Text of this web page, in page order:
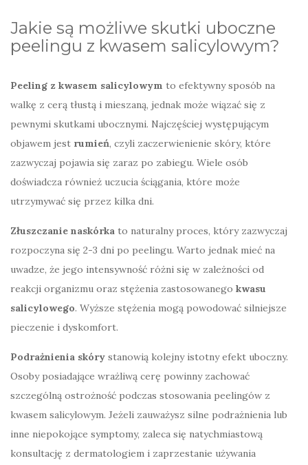
Jakie są możliwe skutki uboczne
peelingu z kwasem salicylowym?
Peeling z kwasem salicylowym to efektywny sposób na
walkę z cerą tłustą i mieszaną, jednak może wiązać się z
pewnymi skutkami ubocznymi. Najczęściej występującym
objawem jest rumień, czyli zaczerwienienie skóry, które
zazwyczaj pojawia się zaraz po zabiegu. Wiele osób
doświadcza również uczucia ściągania, które może
utrzymywać się przez kilka dni.
Złuszczanie naskórka to naturalny proces, który zazwyczaj
rozpoczyna się 2-3 dni po peelingu. Warto jednak mieć na
uwadze, że jego intensywność różni się w zależności od
reakcji organizmu oraz stężenia zastosowanego kwasu
salicylowego. Wyższe stężenia mogą powodować silniejsze
pieczenie i dyskomfort.
Podrażnienia skóry stanowią kolejny istotny efekt uboczny.
Osoby posiadające wrażliwą cerę powinny zachować
szczególną ostrożność podczas stosowania peelingów z
kwasem salicylowym. Jeżeli zauważysz silne podrażnienia lub
inne niepokojące symptomy, zaleca się natychmiastową
konsultację z dermatologiem i zaprzestanie używania